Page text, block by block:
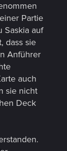
Partie
Saskia auf
dass sie
Anführer
auch
sie nicht
Deck